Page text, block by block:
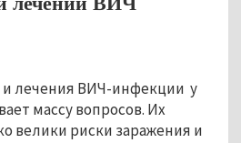
лечения ВИЧ-инфекции у
массу вопросов. Их
велики риски заражения и